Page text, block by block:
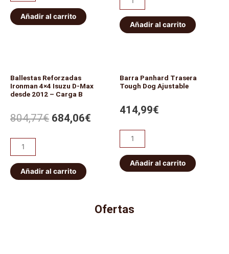
Añadir al carrito
Añadir al carrito
Ballestas Reforzadas
Ironman 4×4 Isuzu D-Max
desde 2012 – Carga B
804,77€ 684,06€
Añadir al carrito
Barra Panhard Trasera
Tough Dog Ajustable
414,99€
Añadir al carrito
Ofertas